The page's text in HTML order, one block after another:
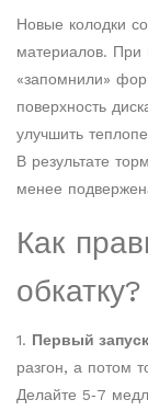
Новые колодки
материалов. При
«запомнили»
поверхность
улучшить
В результате
менее
Как
обкатку?
1. Первый запуск
разгон, а потом
Делайте 5‑7